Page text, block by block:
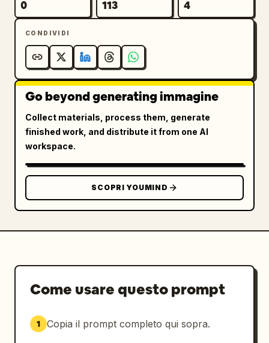
0 113 4
CONDIVIDI
Go beyond generating immagine
Collect materials, process them, generate
finished work, and distribute it from one AI
workspace.
SCOPRI YOUMIND
Come usare questo prompt
1 Copia il prompt completo qui sopra.